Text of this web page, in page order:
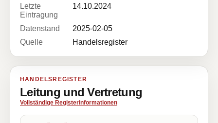
Letzte
Eintragung
14.10.2024
Datenstand
2025-02-05
Quelle
Handelsregister
HANDELSREGISTER
Leitung und Vertretung
Vollständige Registerinformationen